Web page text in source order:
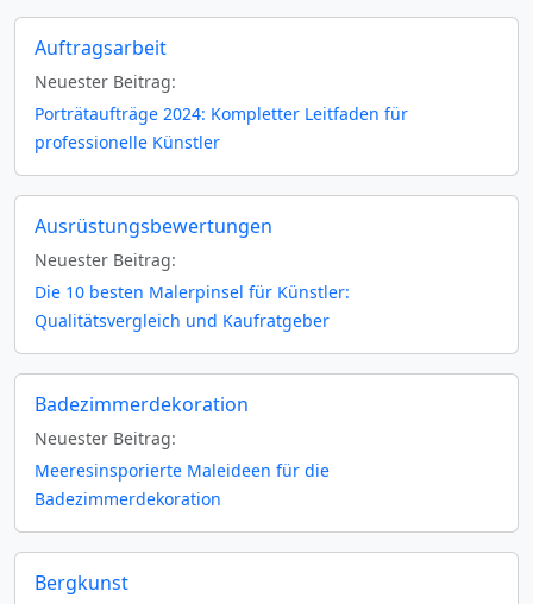
Auftragsarbeit
Neuester Beitrag:
Porträtaufträge 2024: Kompletter Leitfaden für
professionelle Künstler
Ausrüstungsbewertungen
Neuester Beitrag:
Die 10 besten Malerpinsel für Künstler:
Qualitätsvergleich und Kaufratgeber
Badezimmerdekoration
Neuester Beitrag:
Meeresinsporierte Maleideen für die
Badezimmerdekoration
Bergkunst